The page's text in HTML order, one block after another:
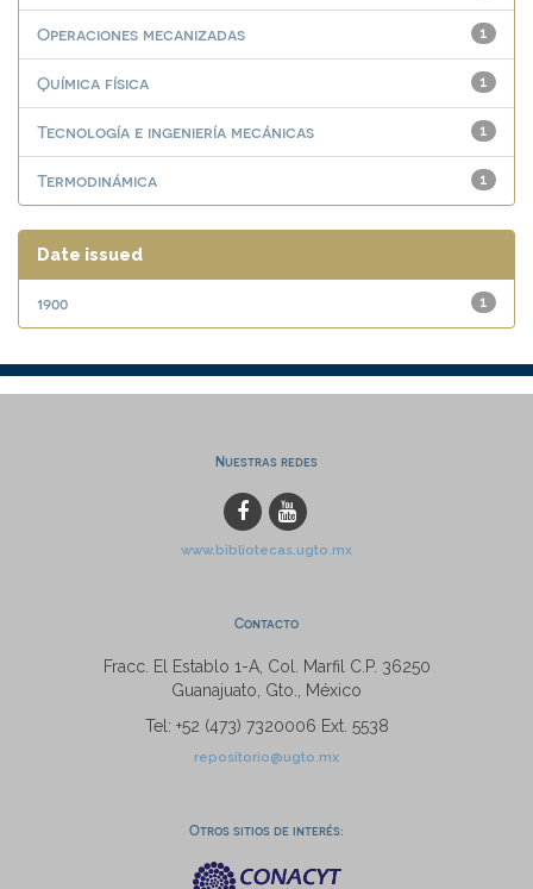
1
Operaciones mecanizadas
1
Química física
1
Tecnología e ingeniería mecánicas
1
Termodinámica
Date issued
1
1900
Nuestras redes
www.bibliotecas.ugto.mx
Contacto
Fracc. El Establo 1-A, Col. Marfil C.P. 36250
Guanajuato, Gto., México
Tel: +52 (473) 7320006 Ext. 5538
repositorio@ugto.mx
Otros sitios de interés: